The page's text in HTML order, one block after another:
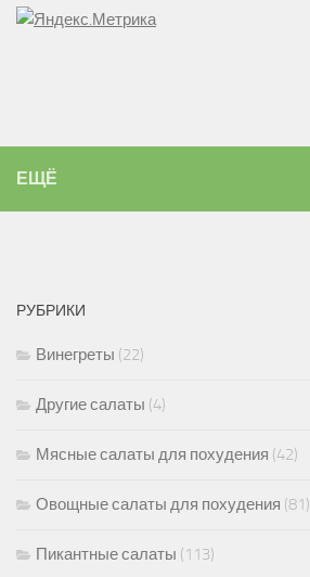
ЕЩЁ
РУБРИКИ
Винегреты (22)
Другие салаты (4)
Мясные салаты для похудения (42)
Овощные салаты для похудения (81)
Пикантные салаты (113)